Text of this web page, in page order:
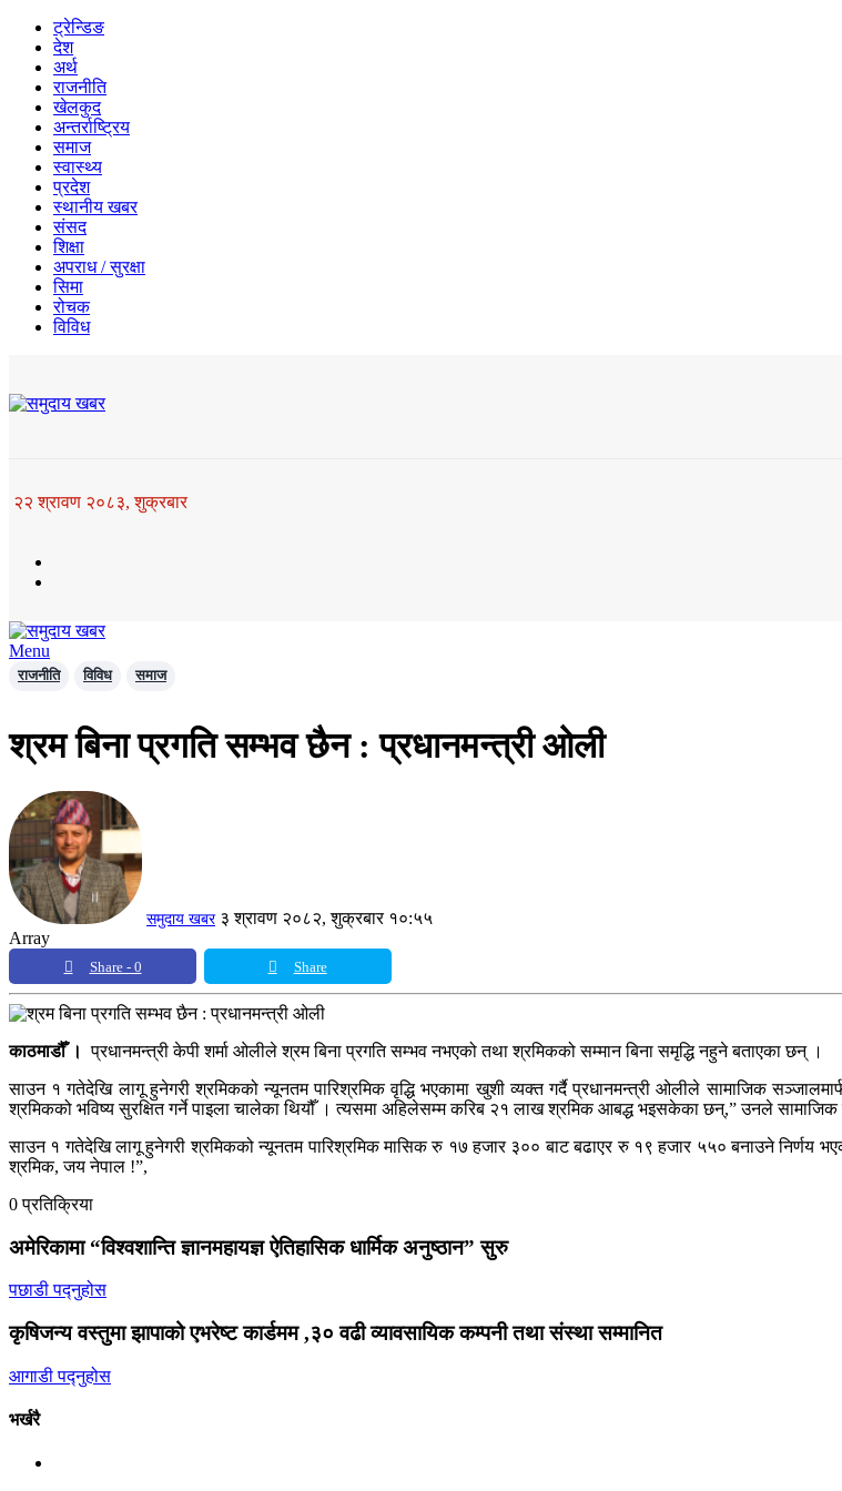
ट्रेन्डिङ
देश
अर्थ
राजनीति
खेलकुद
अन्तर्राष्ट्रिय
समाज
स्वास्थ्य
प्रदेश
स्थानीय खबर
संसद
शिक्षा
अपराध / सुरक्षा
सिमा
रोचक
विविध
२२ श्रावण २०८३, शुक्रबार
Menu
राजनीति विविध समाज
श्रम बिना प्रगति सम्भव छैन : प्रधानमन्त्री ओली
समुदाय खबर ३ श्रावण २०८२, शुक्रबार १०:५५
Array
Share - 0 Share
काठमाडौँ । प्रधानमन्त्री केपी शर्मा ओलीले श्रम बिना प्रगति सम्भव नभएको तथा श्रमिकको सम्मान बिना समृद्धि नहुने बताएका छन् ।
साउन १ गतेदेखि लागू हुनेगरी श्रमिकको न्यूनतम पारिश्रमिक वृद्धि भएकामा खुशी व्यक्त गर्दै प्रधानमन्त्री ओलीले सामाजिक
श्रमिकको भविष्य सुरक्षित गर्ने पाइला चालेका थियौँ । त्यसमा अहिलेसम्म करिब २१ लाख श्रमिक आबद्ध भइसकेका छन्,” उनले
साउन १ गतेदेखि लागू हुनेगरी श्रमिकको न्यूनतम पारिश्रमिक मासिक रु १७ हजार ३०० बाट बढाएर रु १९ हजार ५५० बनाउने निर्णय
श्रमिक, जय नेपाल !”,
0 प्रतिक्रिया
अमेरिकामा “विश्वशान्ति ज्ञानमहायज्ञ ऐतिहासिक धार्मिक अनुष्ठान” सुरु
पछाडी पद्नुहोस
कृषिजन्य वस्तुमा झापाको एभरेष्ट कार्डमम ,३० वढी व्यावसायिक कम्पनी तथा संस्था सम्मानित
आगाडी पद्नुहोस
भर्खरै